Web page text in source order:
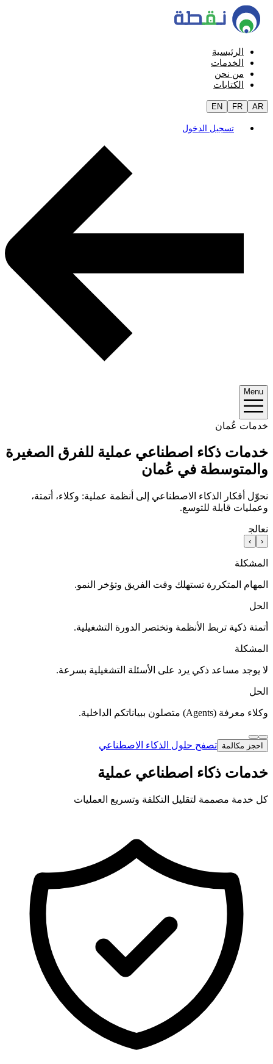
الرئيسية
الخدمات
من نحن
الكتابات
EN FR AR
تسجيل الدخول
Menu
خدمات عُمان
خدمات ذكاء اصطناعي عملية للفرق الصغيرة
والمتوسطة في عُمان
نحوّل أفكار الذكاء الاصطناعي إلى أنظمة عملية: وكلاء، أتمتة،
وعمليات قابلة للتوسع.
نعالج
المشكلة
المهام المتكررة تستهلك وقت الفريق وتؤخر النمو.
الحل
أتمتة ذكية تربط الأنظمة وتختصر الدورة التشغيلية.
المشكلة
لا يوجد مساعد ذكي يرد على الأسئلة التشغيلية بسرعة.
الحل
وكلاء معرفة (Agents) متصلون ببياناتكم الداخلية.
احجز مكالمة تصفح حلول الذكاء الاصطناعي
خدمات ذكاء اصطناعي عملية
كل خدمة مصممة لتقليل التكلفة وتسريع العمليات